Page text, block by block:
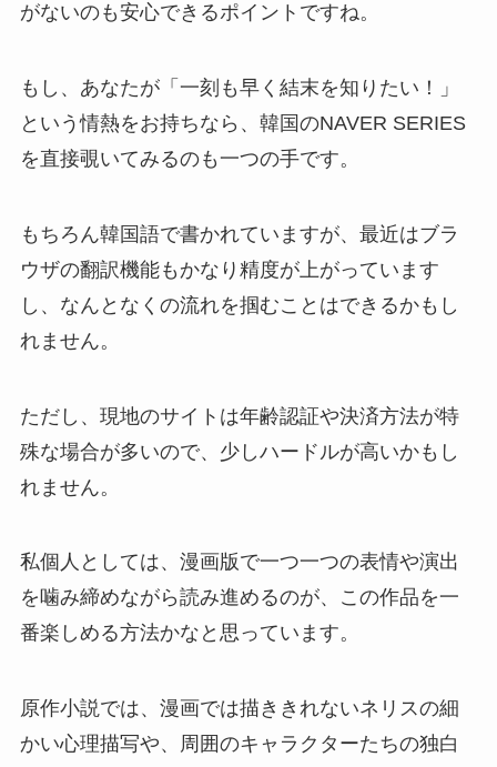
がないのも安心できるポイントですね。
もし、あなたが「一刻も早く結末を知りたい！」
という情熱をお持ちなら、韓国のNAVER SERIES
を直接覗いてみるのも一つの手です。
もちろん韓国語で書かれていますが、最近はブラ
ウザの翻訳機能もかなり精度が上がっています
し、なんとなくの流れを掴むことはできるかもし
れません。
ただし、現地のサイトは年齢認証や決済方法が特
殊な場合が多いので、少しハードルが高いかもし
れません。
私個人としては、漫画版で一つ一つの表情や演出
を噛み締めながら読み進めるのが、この作品を一
番楽しめる方法かなと思っています。
原作小説では、漫画では描ききれないネリスの細
かい心理描写や、周囲のキャラクターたちの独白